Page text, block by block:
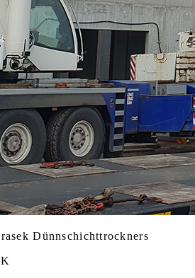
Dünnschichttrockners